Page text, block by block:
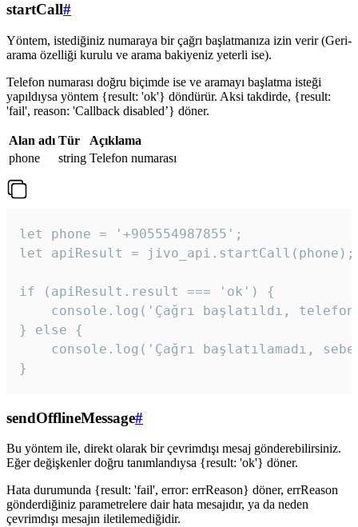
startCall#
Yöntem, istediğiniz numaraya bir çağrı başlatmanıza izin verir (Geri-
arama özelliği kurulu ve arama bakiyeniz yeterli ise).
Telefon numarası doğru biçimde ise ve aramayı başlatma isteği
yapıldıysa yöntem {result: 'ok'} döndürür. Aksi takdirde, {result:
'fail', reason: 'Callback disabled’} döner.
Alan adı Tür
Açıklama
phone
string Telefon numarası
let phone = '+905554987855';
let apiResult = jivo_api.startCall(phone);
if (apiResult.result === 'ok') {
console.log('Çağrı başlatıldı,
} else {
console.log('Çağrı başlatılamadı,
}
sendOfflineMessage#
Bu yöntem ile, direkt olarak bir çevrimdışı mesaj gönderebilirsiniz.
Eğer değişkenler doğru tanımlandıysa {result: 'ok'} döner.
Hata durumunda {result: 'fail', error: errReason} döner, errReason
gönderdiğiniz parametrelere dair hata mesajıdır, ya da neden
çevrimdışı mesajın iletilemediğidir.